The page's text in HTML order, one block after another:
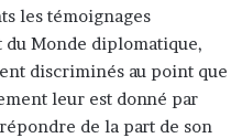
les témoignages
du Monde diplomatique,
discriminés au point que
leur est donné par
de la part de son